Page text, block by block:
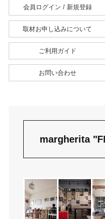
会員ログイン / 新規登録
取材お申し込みについて
ご利用ガイド
お問い合わせ
margherita